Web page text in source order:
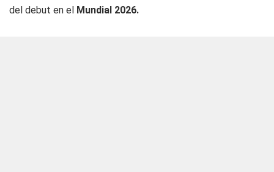
del debut en el Mundial 2026.